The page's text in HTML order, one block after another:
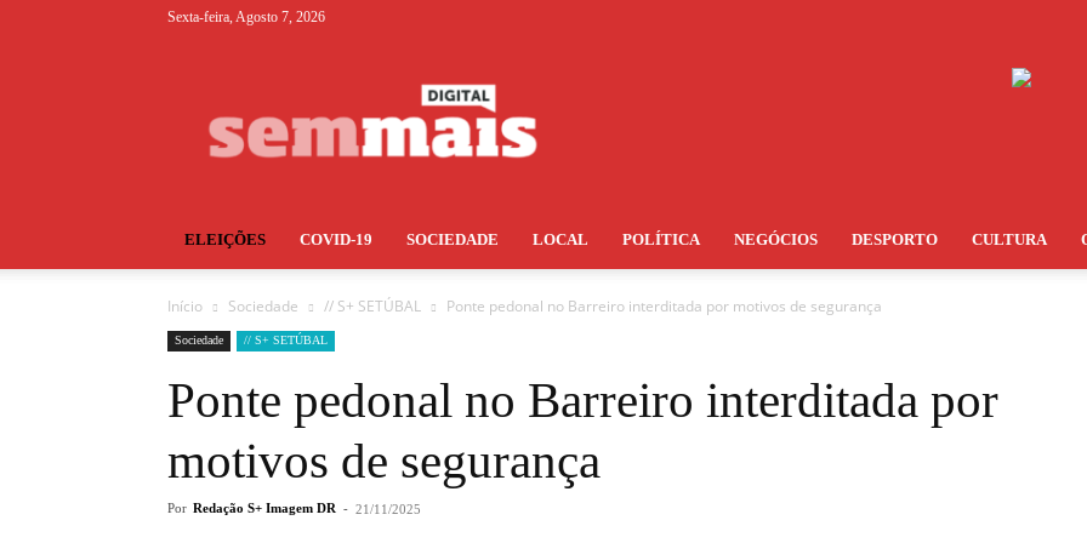
Sexta-feira, Agosto 7, 2026
ELEIÇÕES COVID-19 SOCIEDADE LOCAL POLÍTICA NEGÓCIOS DESPORTO CULTURA
Início Sociedade // S+ SETÚBAL Ponte pedonal no Barreiro interditada por motivos de segurança
Sociedade // S+ SETÚBAL
Ponte pedonal no Barreiro interditada por
motivos de segurança
Por Redação S+ Imagem DR - 21/11/2025